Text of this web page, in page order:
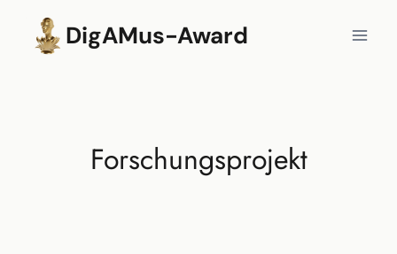
springen
DigAMus-Award
Forschungsprojekt